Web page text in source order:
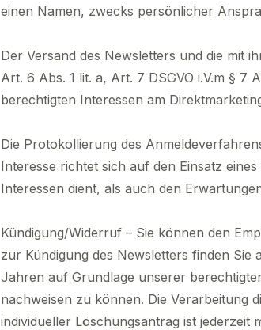
einen Namen, zwecks persönlicher
Der Versand des Newsletters und die mit
Art. 6 Abs. 1 lit. a, Art. 7 DSGVO i.V.m §
berechtigten Interessen am
Die Protokollierung des
Interesse richtet sich auf den Einsatz
Interessen dient, als auch den
Kündigung/Widerruf – Sie können den
zur Kündigung des Newsletters finden Sie
Jahren auf Grundlage unserer
nachweisen zu können. Die Verarbeitung
individueller Löschungsantrag ist jederzeit